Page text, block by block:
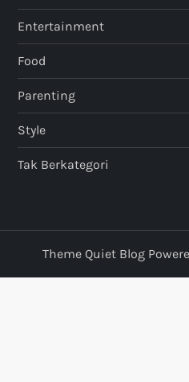
Entertainment
Food
Parenting
Style
Tak Berkategori
Theme Quiet Blog